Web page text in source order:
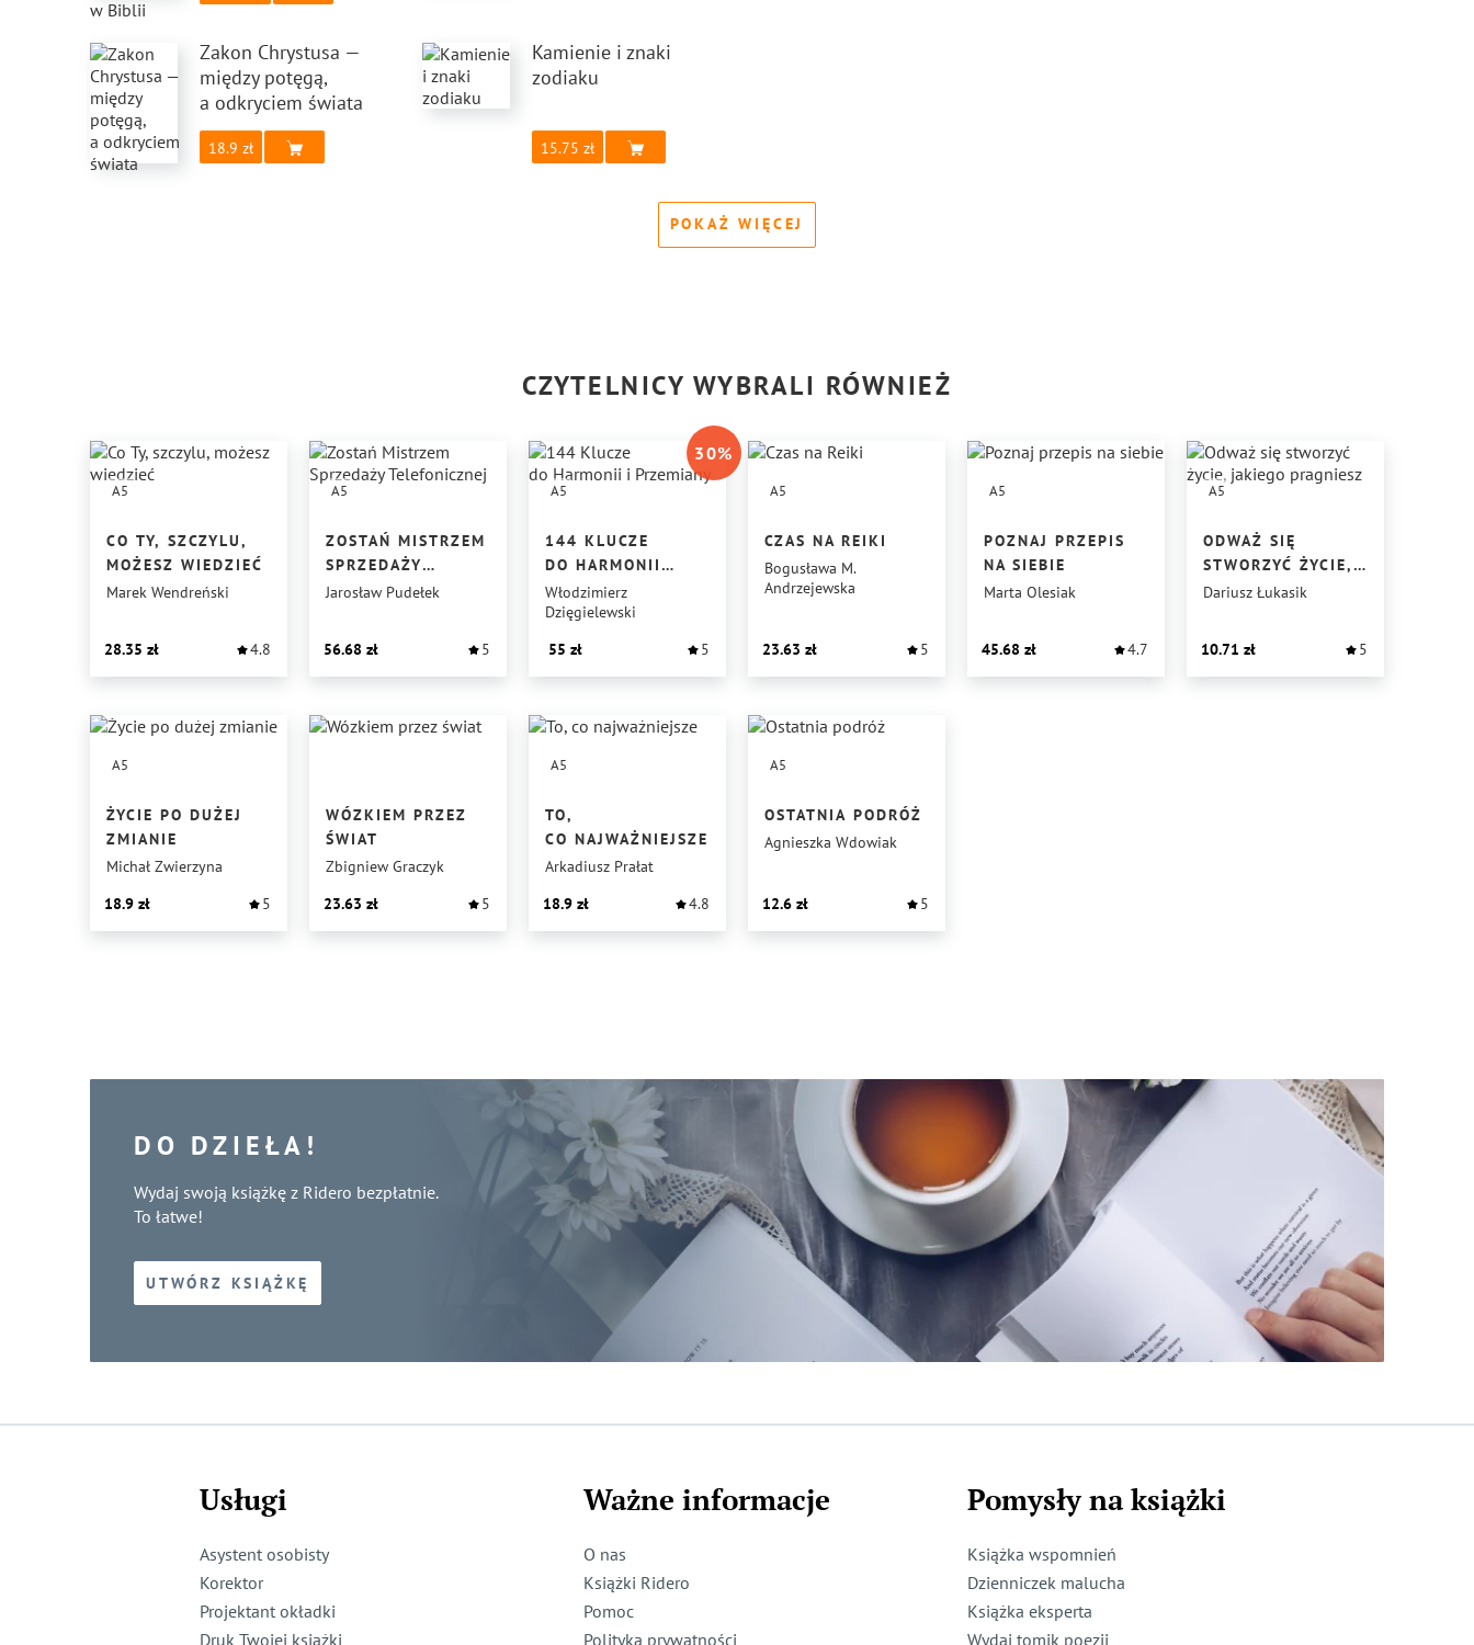
Zakon Chrystusa —
między potęgą,
a odkryciem świata
18.9
Kamienie i znaki
zodiaku
15.75
POKAŻ WIĘCEJ
CZYTELNICY WYBRALI RÓWNIEŻ
A5
CO TY, SZCZYLU,
MOŻESZ WIEDZIEĆ
Marek Wendreński
28.35 4.8
A5
ZOSTAŃ MISTRZEM
SPRZEDAŻY
TELEFONICZNEJ
Jarosław Pudełek
56.68 5
A5
30%
144 KLUCZE
DO HARMONII
I PRZEMIANY
Włodzimierz
Dzięgielewski
55
5
A5
CZAS NA REIKI
Bogusława M.
Andrzejewska
23.63 5
A5
POZNAJ PRZEPIS
NA SIEBIE
Marta Olesiak
45.68 4.7
A5
ODWAŻ SIĘ
STWORZYĆ ŻYCIE,
JAKIEGO
Dariusz Łukasik
10.71 5
A5
ŻYCIE PO DUŻEJ
ZMIANIE
Michał Zwierzyna
18.9
5
WÓZKIEM PRZEZ
ŚWIAT
Zbigniew Graczyk
23.63
5
A5
TO,
CO NAJWAŻNIEJSZE
Arkadiusz Prałat
18.9
4.8
A5
OSTATNIA PODRÓŻ
Agnieszka Wdowiak
12.6 5
DO DZIEŁA!
Wydaj swoją książkę z Ridero bezpłatnie.
To łatwe!
UTWÓRZ KSIĄŻKĘ
Usługi
Asystent osobisty
Korektor
Projektant okładki
Druk Twojej książki
Ważne informacje
O nas
Książki Ridero
Pomoc
Polityka prywatności
Pomysły na książki
Książka wspomnień
Dzienniczek malucha
Książka eksperta
Wydaj tomik poezji